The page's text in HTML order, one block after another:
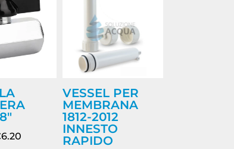
6.20
VESSEL PER
MEMBRANA
1812-2012
INNESTO
RAPIDO